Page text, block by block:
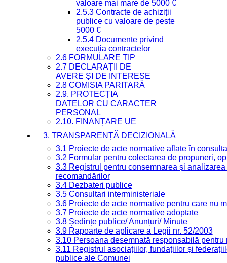
valoare mai mare de 5000 €
2.5.3 Contracte de achiziții
publice cu valoare de peste
5000 €
2.5.4 Documente privind
execuția contractelor
2.6 FORMULARE TIP
2.7 DECLARAȚII DE
AVERE ȘI DE INTERESE
2.8 COMISIA PARITARĂ
2.9. PROTECȚIA
DATELOR CU CARACTER
PERSONAL
2.10. FINANȚARE UE
3. TRANSPARENȚĂ DECIZIONALĂ
3.1 Proiecte de acte normative aflate în
3.2 Formular pentru colectarea de propuneri,
3.3 Registrul pentru consemnarea și
recomandărilor
3.4 Dezbateri publice
3.5 Consultari interministeriale
3.6 Proiecte de acte normative pentru care nu
3.7 Proiecte de acte normative adoptate
3.8 Ședințe publice/ Anunțuri/ Minute
3.9 Rapoarte de aplicare a Legii nr. 52/2003
3.10 Persoana desemnată responsabilă
3.11 Registrul asociațiilor, fundațiilor și
publice ale Comunei